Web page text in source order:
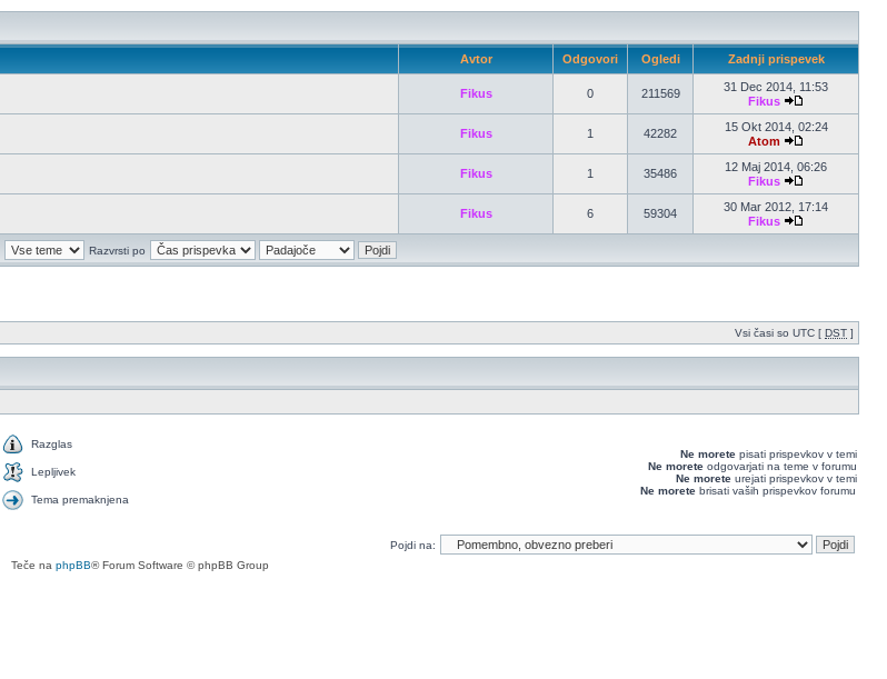
Avtor Odgovori Ogledi Zadnji prispevek
Fikus 0 211569
31 Dec 2014, 11:53
Fikus
Fikus 1 42282
15 Okt 2014, 02:24
Atom
Fikus 1 35486
12 Maj 2014, 06:26
Fikus
Fikus 6 59304
30 Mar 2012, 17:14
Fikus
Razvrsti po
Vsi časi so UTC [ DST ]
Razglas
Lepljivek
Tema premaknjena
Ne morete pisati prispevkov v temi
Ne morete odgovarjati na teme v forumu
Ne morete urejati prispevkov v temi
Ne morete brisati vaših prispevkov forumu
Pojdi na:
Teče na phpBB® Forum Software © phpBB Group